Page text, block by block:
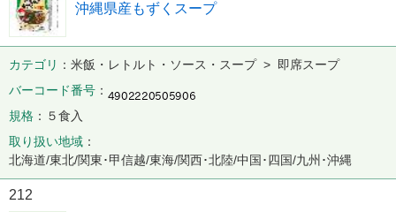
沖縄県産もずくスープ
カテゴリ
米飯・レトルト・ソース・スープ > 即席スープ
バーコード番号
規格
５食入
取り扱い地域
北海道/東北/関東･甲信越/東海/関西･北陸/中国･四国/九州･沖縄
212